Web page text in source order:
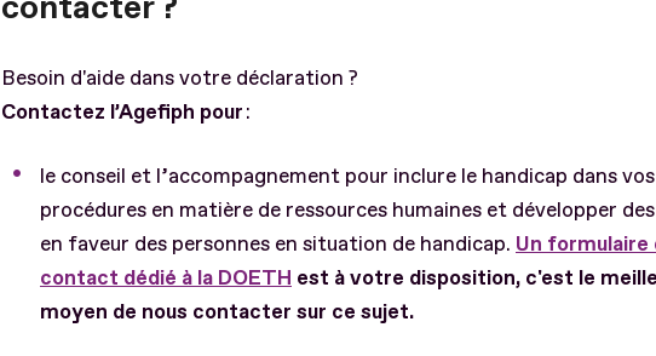
Besoin d'aide dans votre déclaration ?
Contactez l’Agefiph pour:
le conseil et l’accompagnement pour inclure le handicap dans vos
procédures en matière de ressources humaines et développer
en faveur des personnes en situation de handicap. Un formulaire
contact dédié à la DOETH est à votre disposition, c'est le
moyen de nous contacter sur ce sujet.